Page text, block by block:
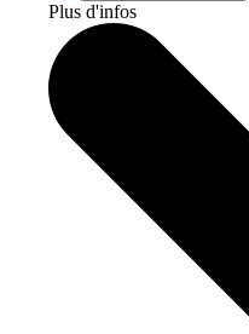
Plus d'infos